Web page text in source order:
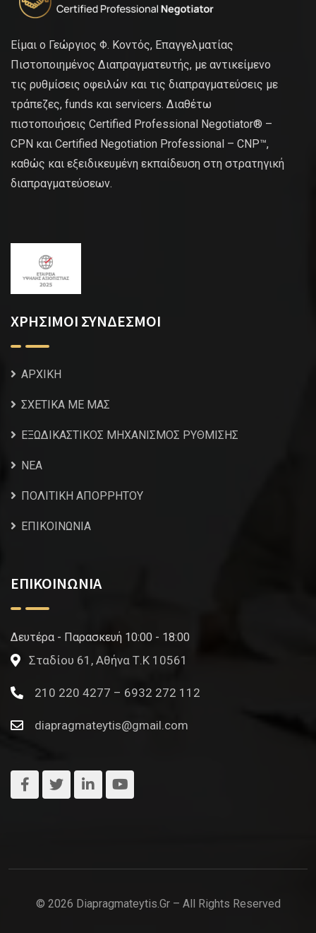
Είμαι ο Γεώργιος Φ. Κοντός, Επαγγελματίας
Πιστοποιημένος Διαπραγματευτής, με αντικείμενο
τις ρυθμίσεις οφειλών και τις διαπραγματεύσεις με
τράπεζες, funds και servicers. Διαθέτω
πιστοποιήσεις Certified Professional Negotiator® –
CPN και Certified Negotiation Professional – CNP™,
καθώς και εξειδικευμένη εκπαίδευση στη στρατηγική
διαπραγματεύσεων.
ΧΡΗΣΙΜΟΙ ΣΥΝΔΕΣΜΟΙ
ΑΡΧΙΚΗ
ΣΧΕΤΙΚΑ ΜΕ ΜΑΣ
ΕΞΩΔΙΚΑΣΤΙΚΟΣ ΜΗΧΑΝΙΣΜΟΣ ΡΥΘΜΙΣΗΣ
NEA
ΠΟΛΙΤΙΚΗ ΑΠΟΡΡΗΤΟΥ
ΕΠΙΚΟΙΝΩΝΙΑ
ΕΠΙΚΟΙΝΩΝΙΑ
Δευτέρα - Παρασκευή 10:00 - 18:00
Σταδίου 61, Αθήνα Τ.Κ 10561
210 220 4277 – 6932 272 112
diapragmateytis@gmail.com
© 2026 Diapragmateytis.gr – All Rights Reserved